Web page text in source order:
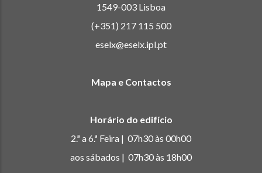
1549-003 Lisboa
(+351) 217 115 500
eselx@eselx.ipl.pt
Mapa e Contactos
Horário do edifício
2.ª a 6.ª Feira | 07h30 às 00h00
aos sábados | 07h30 às 18h00